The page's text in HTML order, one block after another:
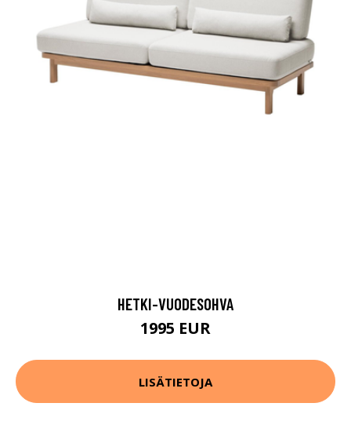
HETKI-VUODESOHVA
1995 EUR
LISÄTIETOJA